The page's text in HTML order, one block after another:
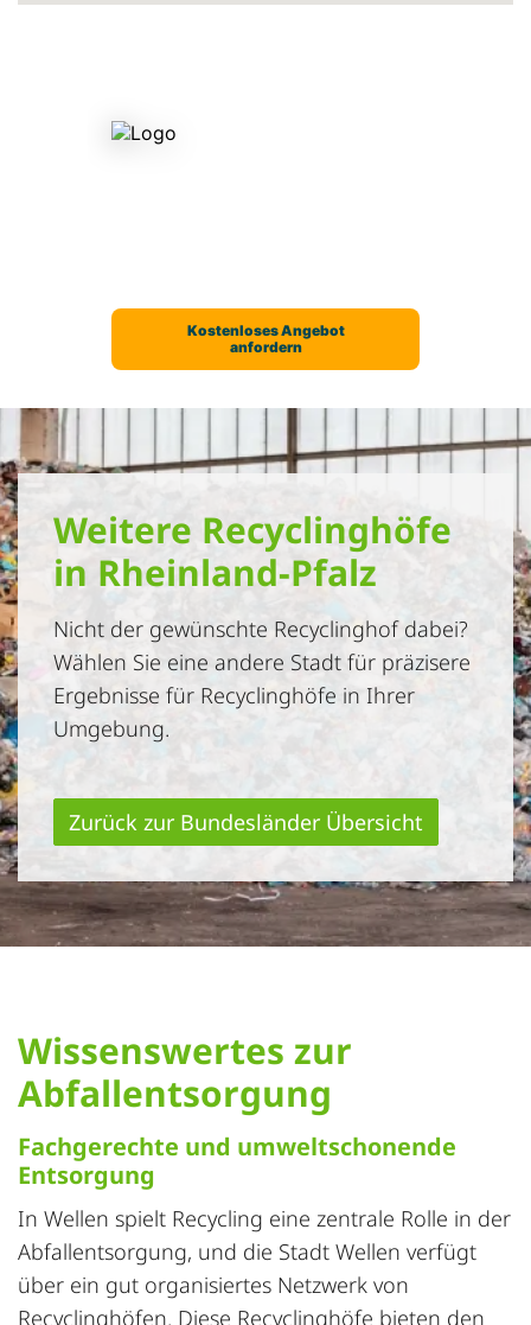
Weitere Recyclinghöfe
in Rheinland-Pfalz
Nicht der gewünschte Recyclinghof dabei?
Wählen Sie eine andere Stadt für präzisere
Ergebnisse für Recyclinghöfe in Ihrer
Umgebung.
Zurück zur Bundesländer Übersicht
Wissenswertes zur
Abfallentsorgung
Fachgerechte und umweltschonende
Entsorgung
In Wellen spielt Recycling eine zentrale Rolle in der
Abfallentsorgung, und die Stadt Wellen verfügt
über ein gut organisiertes Netzwerk von
Recyclinghöfen. Diese Recyclinghöfe bieten den